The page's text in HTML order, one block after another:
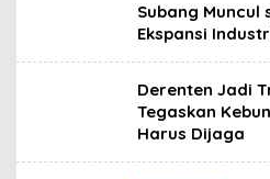
Subang Muncul
Ekspansi
Derenten Jadi
Tegaskan
Harus Dijaga